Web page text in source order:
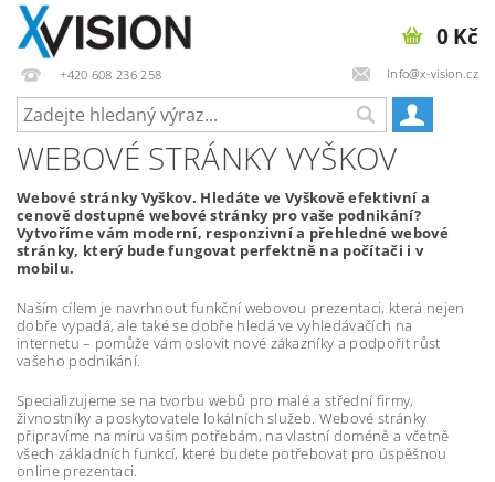
+420 608 236 258 Info@x-vision.cz
0 Kč
WEBOVÉ STRÁNKY VYŠKOV
Webové stránky Vyškov. Hledáte ve Vyškově efektivní a
cenově dostupné webové stránky pro vaše podnikání?
Vytvoříme vám moderní, responzivní a přehledné webové
stránky, který bude fungovat perfektně na počítači i v
mobilu.
Naším cílem je navrhnout funkční webovou prezentaci, která nejen
dobře vypadá, ale také se dobře hledá ve vyhledávačích na
internetu – pomůže vám oslovit nové zákazníky a podpořit růst
vašeho podnikání.
Specializujeme se na tvorbu webů pro malé a střední firmy,
živnostníky a poskytovatele lokálních služeb. Webové stránky
připravíme na míru vašim potřebám, na vlastní doméně a včetně
všech základních funkcí, které budete potřebovat pro úspěšnou
online prezentaci.